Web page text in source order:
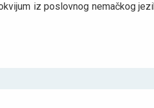
iz poslovnog nemačkog